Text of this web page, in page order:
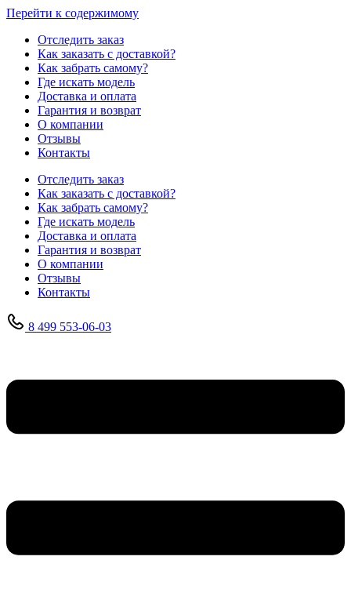
Перейти к содержимому
Отследить заказ
Как заказать с доставкой?
Как забрать самому?
Где искать модель
Доставка и оплата
Гарантия и возврат
О компании
Отзывы
Контакты
Отследить заказ
Как заказать с доставкой?
Как забрать самому?
Где искать модель
Доставка и оплата
Гарантия и возврат
О компании
Отзывы
Контакты
8 499 553-06-03